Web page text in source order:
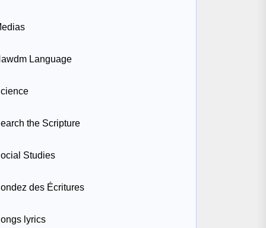
Language
the Scripture
Studies
des Écritures
lyrics